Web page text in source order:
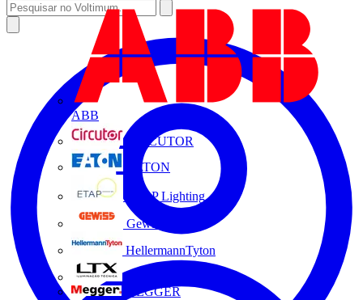
ABB
CIRCUTOR
EATON
ETAP Lighting
Gewiss
HellermannTyton
MEGGER